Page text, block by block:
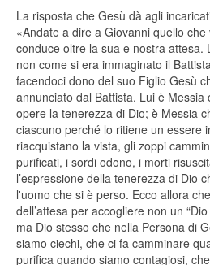
La risposta che Gesù dà agli
«Andate a dire a Giovanni quello
conduce oltre la sua e nostra attesa.
non come si era immaginato il
facendoci dono del suo Figlio Gesù
annunciato dal Battista. Lui è
opere la tenerezza di Dio; è Messia
ciascuno perché lo ritiene un essere
riacquistano la vista, gli zoppi
purificati, i sordi odono, i morti
l’espressione della tenerezza di Dio
l'uomo che si è perso. Ecco allora
dell’attesa per accogliere non un
ma Dio stesso che nella Persona di
siamo ciechi, che ci fa camminare
purifica quando siamo contagiosi,